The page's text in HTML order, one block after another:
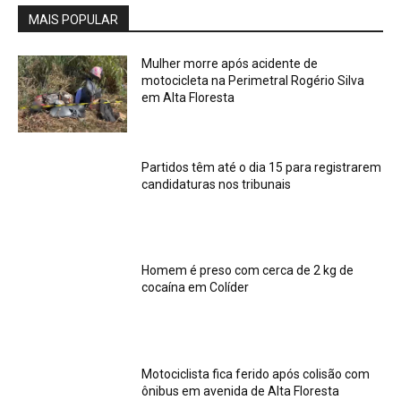
MAIS POPULAR
Mulher morre após acidente de
motocicleta na Perimetral Rogério Silva
em Alta Floresta
Partidos têm até o dia 15 para registrarem
candidaturas nos tribunais
Homem é preso com cerca de 2 kg de
cocaína em Colíder
Motociclista fica ferido após colisão com
ônibus em avenida de Alta Floresta